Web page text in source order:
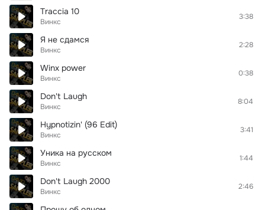
Traccia 10
Винкс
3:38
Я не сдамся
Винкс
2:28
Winx power
Винкс
0:38
Don't Laugh
Винкс
8:04
Hypnotizin' (96 Edit)
Винкс
3:41
Уника на русском
Винкс
1:44
Don't Laugh 2000
Винкс
2:46